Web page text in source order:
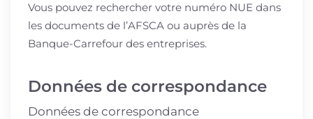
Vous pouvez rechercher votre numéro NUE dans
les documents de l’AFSCA ou auprès de la
Banque-Carrefour des entreprises.
Données de correspondance
Données de correspondance